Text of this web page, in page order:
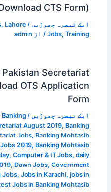
CTS Form)
ایک تبصرہ چھوڑیں /
, Lahore
Jobs, Training / از admin
Secretariat
OTS Application
Form
ایک تبصرہ چھوڑیں /
Banking
August 2019, Banking
Jobs, Banking Mohtasib
2019, Banking Mohtasib
, Computer & IT Jobs, daily
, Dawn Jobs, Government
Jobs, Jobs in Karachi, jobs in
Jobs in Banking Mohtasib